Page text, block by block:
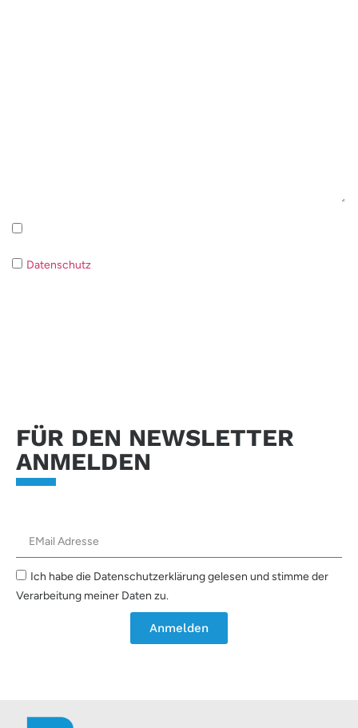
Datenschutz
FÜR DEN NEWSLETTER
ANMELDEN
Ich habe die Datenschutzerklärung gelesen und stimme der
Verarbeitung meiner Daten zu.
Anmelden